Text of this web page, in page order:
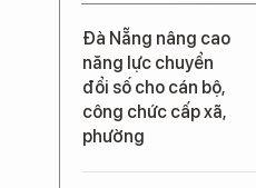
Đà Nẵng nâng cao
năng lực chuyển
đổi số cho cán bộ,
công chức cấp xã,
phường